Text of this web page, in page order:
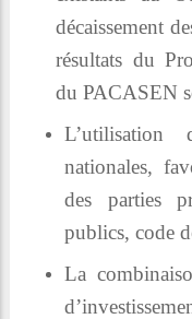
décaissement
résultats du
du PACASEN
L’utilisation
nationales,
des parties
publics, code
La